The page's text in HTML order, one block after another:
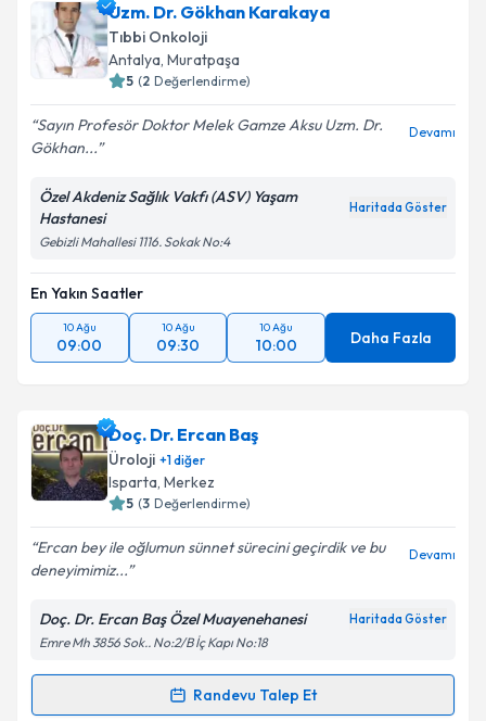
Uzm. Dr. Gökhan Karakaya
Tıbbi Onkoloji
Antalya, Muratpaşa
5 (2 Değerlendirme)
Sayın Profesör Doktor Melek Gamze Aksu Uzm. Dr.
Gökhan...
Devamı
Özel Akdeniz Sağlık Vakfı (ASV) Yaşam
Hastanesi
Haritada Göster
Gebizli Mahallesi 1116. Sokak No:4
En Yakın Saatler
10 Ağu
09:00
10 Ağu
09:30
10 Ağu
10:00 Daha Fazla
Doç. Dr. Ercan Baş
Üroloji +1diğer
Isparta, Merkez
5 (3 Değerlendirme)
Ercan bey ile oğlumun sünnet sürecini geçirdik ve bu
deneyimimiz...
Devamı
Doç. Dr. Ercan Baş Özel Muayenehanesi Haritada Göster
Emre Mh 3856 Sok.. No:2/B İç Kapı No:18
Randevu Talep Et
Randevu Takvimi Talebi